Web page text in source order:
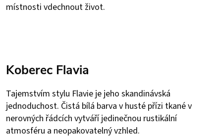
místnosti vdechnout život.
Koberec Flavia
Tajemstvím stylu Flavie je jeho skandinávská
jednoduchost. Čistá bílá barva v husté přízi tkané v
nerovných řádcích vytváří jedinečnou rustikální
atmosféru a neopakovatelný vzhled.